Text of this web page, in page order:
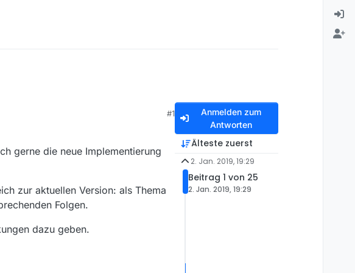
#1
gerne die neue Implementierung
zur aktuellen Version: als Thema
Folgen.
dazu geben.
Anmelden zum
Antworten
Älteste zuerst
2. Jan. 2019, 19:29
Beitrag 1 von 25
2. Jan. 2019, 19:29